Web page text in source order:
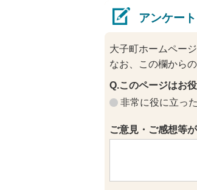
アンケート
大子町ホームペー
なお、この欄から
Q.このページはお
非常に役に立った
ご意見・ご感想等